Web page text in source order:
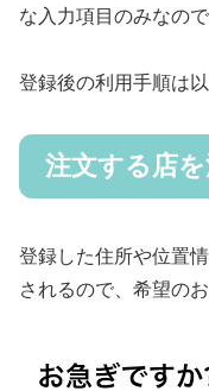
な入力項目のみなの
登録後の利用手順は
注文する店
登録した住所や位置
されるので、希望の